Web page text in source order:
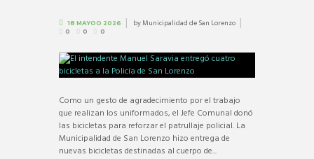
18 MAYOO 2026 byMunicipalidad de San Lorenzo
0 0 0
Como un gesto de agradecimiento por el trabajo
que realizan los uniformados, el Jefe Comunal donó
las bicicletas para reforzar el patrullaje policial. La
Municipalidad de San Lorenzo hizo entrega de
nuevas bicicletas destinadas al cuerpo de...